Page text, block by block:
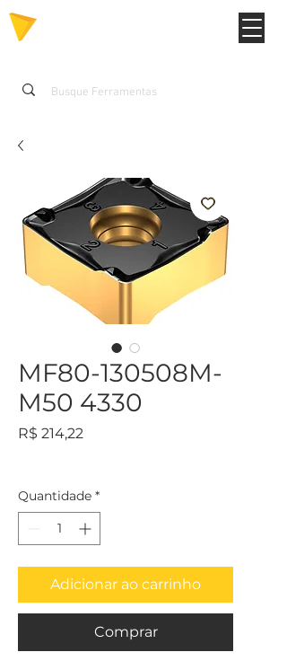
MF80-130508M-
M50 4330
R$ 214,22
Quantidade *
Adicionar ao carrinho
Comprar